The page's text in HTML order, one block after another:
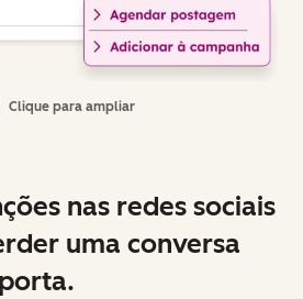
Clique para ampliar
nas redes sociais
uma conversa